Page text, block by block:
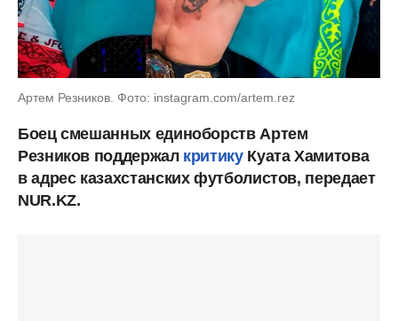
Артем Резников. Фото: instagram.com/artem.rez
Боец смешанных единоборств Артем
Резников поддержал критикуКуата Хамитова
в адрес казахстанских футболистов, передает
NUR.KZ.